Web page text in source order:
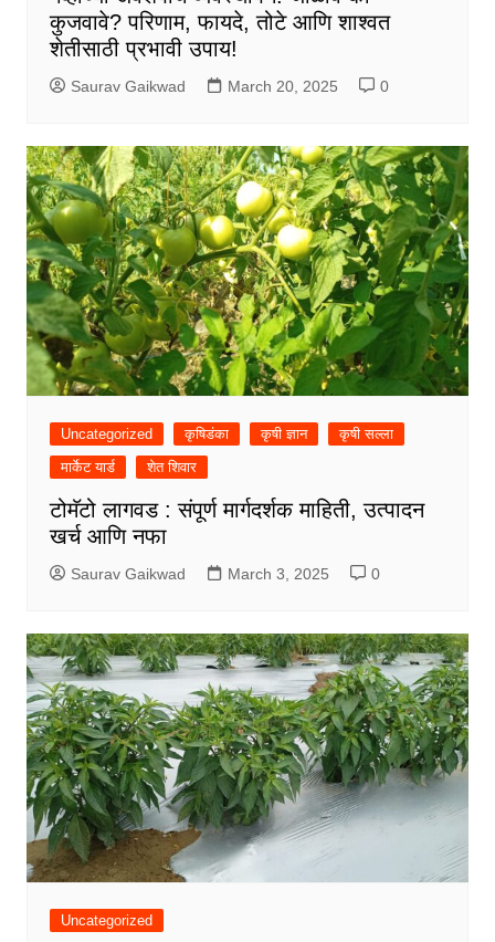
कुजवावे? परिणाम, फायदे, तोटे आणि शाश्वत
शेतीसाठी प्रभावी उपाय!
Saurav Gaikwad March 20, 2025 0
Uncategorized कृषिडंका कृषी ज्ञान
कृषी सल्ला
मार्केट यार्ड
शेत शिवार
टोमॅटो लागवड : संपूर्ण मार्गदर्शक माहिती, उत्पादन
खर्च आणि नफा
Saurav Gaikwad March 3, 2025 0
Uncategorized